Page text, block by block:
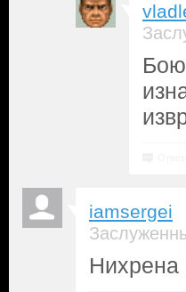
iamsergei
Нихрена